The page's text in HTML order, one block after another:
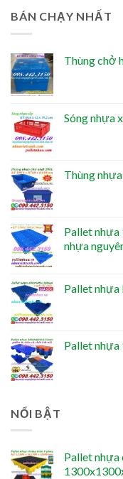
BÁN CHẠY NHẤT
Thùng chở
Sóng nhựa
Thùng
Pallet
nhựa
Pallet nhựa
Pallet
NỔI BẬT
Pallet nhựa